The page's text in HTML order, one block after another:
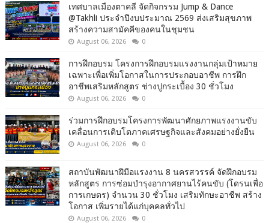
เทศบาลเมืองตาคลี จัดกิจกรรม Jump & Dance
@Takhli ประจำปีงบประมาณ 2569 ส่งเสริมสุขภาพ
สร้างความสามัคคีของคนในชุมชน
August 06, 2026 0
การฝึกอบรม โครงการฝึกอบรมแรงงานกลุ่มเป้าหมาย
เฉพาะเพื่อเพิ่มโอกาสในการประกอบอาชีพ การฝึก
อาชีพเสริมหลักสูตร ช่างปูกระเบื้อง 30 ชั่วโมง
August 06, 2026 0
ร่วมการฝึกอบรมโครงการพัฒนาศักยภาพแรงงานขับ
เคลื่อนการเติบโตภาคเศรษฐกิจและสังคมอย่างยั่งยืน
August 06, 2026 0
สถาบันพัฒนาฝีมือแรงงาน 8 นครสวรรค์ จัดฝึกอบรม
หลักสูตร การซ่อมบำรุงอากาศยานไร้คนขับ (โดรนเพื่อ
การเกษตร) จำนวน 30 ชั่วโมง เสริมทักษะอาชีพ สร้าง
โอกาส เพิ่มรายได้แก่บุคคลทั่วไป
August 06, 2026 0